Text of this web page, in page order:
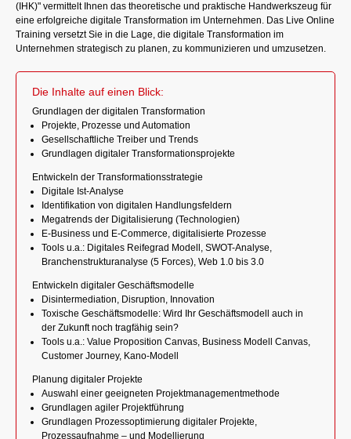
(IHK)" vermittelt Ihnen das theoretische und praktische Handwerkszeug für
eine erfolgreiche digitale Transformation im Unternehmen. Das Live Online
Training versetzt Sie in die Lage, die digitale Transformation im
Unternehmen strategisch zu planen, zu kommunizieren und umzusetzen.
Die Inhalte auf einen Blick:
Grundlagen der digitalen Transformation
Projekte, Prozesse und Automation
Gesellschaftliche Treiber und Trends
Grundlagen digitaler Transformationsprojekte
Entwickeln der Transformationsstrategie
Digitale Ist-Analyse
Identifikation von digitalen Handlungsfeldern
Megatrends der Digitalisierung (Technologien)
E-Business und E-Commerce, digitalisierte Prozesse
Tools u.a.: Digitales Reifegrad Modell, SWOT-Analyse,
Branchenstrukturanalyse (5 Forces), Web 1.0 bis 3.0
Entwickeln digitaler Geschäftsmodelle
Disintermediation, Disruption, Innovation
Toxische Geschäftsmodelle: Wird Ihr Geschäftsmodell auch in
der Zukunft noch tragfähig sein?
Tools u.a.: Value Proposition Canvas, Business Modell Canvas,
Customer Journey, Kano-Modell
Planung digitaler Projekte
Auswahl einer geeigneten Projektmanagementmethode
Grundlagen agiler Projektführung
Grundlagen Prozessoptimierung digitaler Projekte,
Prozessaufnahme – und Modellierung